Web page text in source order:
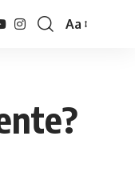
Font
Aa